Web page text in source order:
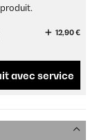
12,90 €
avec service